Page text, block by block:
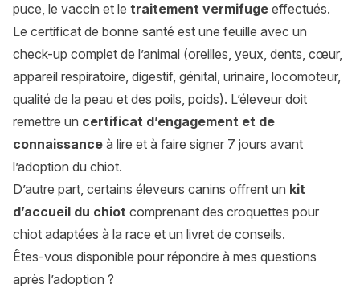
puce, le vaccin et le traitement vermifuge effectués.
Le certificat de bonne santé est une feuille avec un
check-up complet de l’animal (oreilles, yeux, dents, cœur,
appareil respiratoire, digestif, génital, urinaire, locomoteur,
qualité de la peau et des poils, poids). L’éleveur doit
remettre un certificat d’engagement et de
connaissance à lire et à faire signer 7 jours avant
l’adoption du chiot.
D’autre part, certains éleveurs canins offrent un kit
d’accueil du chiot comprenant des croquettes pour
chiot adaptées à la race et un livret de conseils.
Êtes-vous disponible pour répondre à mes questions
après l’adoption ?